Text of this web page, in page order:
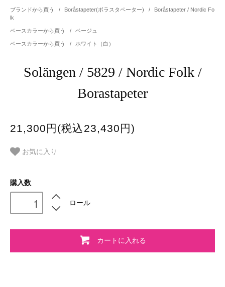
ブランドから買う / Boråstapeter(ボラスタペーター) /
Boråstapeter / Nordic Fo
lk
ベースカラーから買う / ベージュ
ベースカラーから買う / ホワイト（白）
Solängen / 5829 / Nordic Folk /
Borastapeter
21,300円(税込23,430円)
お気に入り
購入数
ロール
カートに入れる